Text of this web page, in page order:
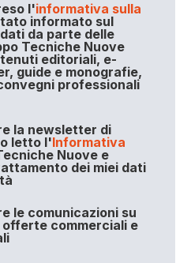
l'informativa sulla
informato sul
da parte delle
Tecniche Nuove
editoriali, e-
guide e monografie,
professionali
la newsletter di
letto l'Informativa
Nuove e
dei miei dati
le comunicazioni su
commerciali e